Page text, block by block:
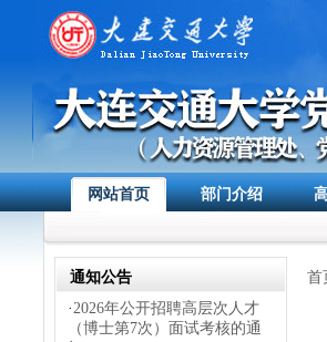
网站首页 部门介绍
通知公告
·2026年公开招聘高层次人才
（博士第7次）面试考核的通
首